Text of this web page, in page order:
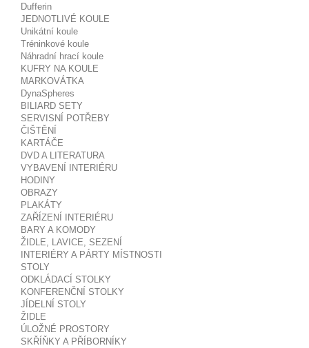
Dufferin
JEDNOTLIVÉ KOULE
Unikátní koule
Tréninkové koule
Náhradní hrací koule
KUFRY NA KOULE
MARKOVÁTKA
DynaSpheres
BILIARD SETY
SERVISNÍ POTŘEBY
ČIŠTĚNÍ
KARTÁČE
DVD A LITERATURA
VYBAVENÍ INTERIÉRU
HODINY
OBRAZY
PLAKÁTY
ZAŘÍZENÍ INTERIÉRU
BARY A KOMODY
ŽIDLE, LAVICE, SEZENÍ
INTERIÉRY A PÁRTY MÍSTNOSTI
STOLY
ODKLÁDACÍ STOLKY
KONFERENČNÍ STOLKY
JÍDELNÍ STOLY
ŽIDLE
ÚLOŽNÉ PROSTORY
SKŘÍŇKY A PŘÍBORNÍKY